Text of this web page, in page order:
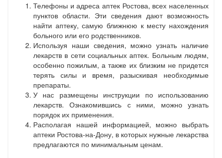
Телефоны и адреса аптек Ростова, всех населенных
пунктов области. Эти сведения дают возможность
найти аптеку, самую ближнюю к месту нахождения
больного или его родственников.
Используя наши сведения, можно узнать наличие
лекарств в сети социальных аптек. Больным людям,
особенно пожилым, а также их близким не придется
терять силы и время, разыскивая необходимые
препараты.
У нас размещены инструкции по использованию
лекарств. Ознакомившись с ними, можно узнать
порядок их применения.
Располагая нашей информацией, можно выбрать
аптеки Ростова-на-Дону, в которых нужные лекарства
предлагаются по минимальным ценам.